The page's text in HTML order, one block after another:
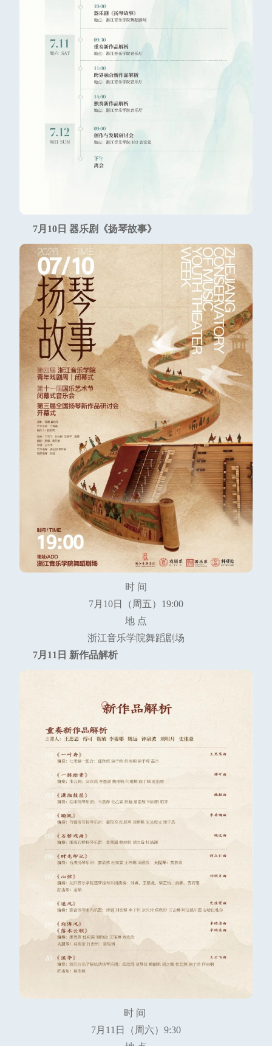
7月10日 器乐剧《扬琴故事》
时 间
7月10日（周五）19:00
地 点
浙江音乐学院舞蹈剧场
7月11日 新作品解析
时 间
7月11日（周六）9:30